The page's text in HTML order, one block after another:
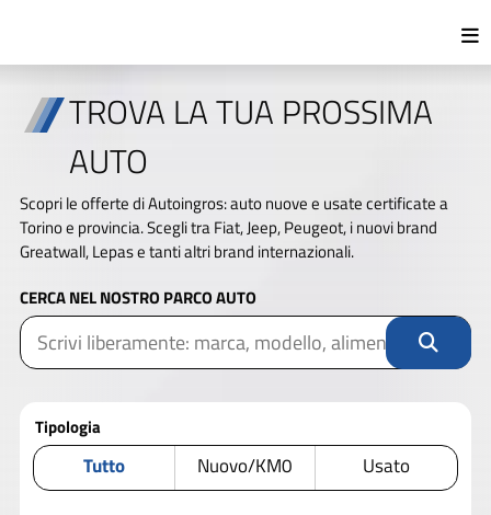
TROVA LA TUA PROSSIMA
AUTO
Scopri le offerte di Autoingros: auto nuove e usate certificate a
Torino e provincia. Scegli tra Fiat, Jeep, Peugeot, i nuovi brand
Greatwall, Lepas e tanti altri brand internazionali.
CERCA NEL NOSTRO PARCO AUTO
Tipologia
Tutto Nuovo/KM0 Usato